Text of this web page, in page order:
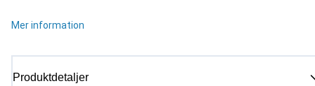
Mer information
Produktdetaljer